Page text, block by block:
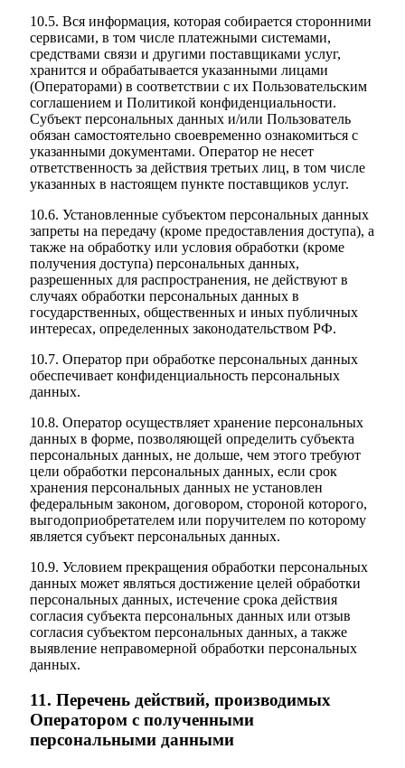
10.5. Вся информация, которая собирается сторонними
сервисами, в том числе платежными системами,
средствами связи и другими поставщиками услуг,
хранится и обрабатывается указанными лицами
(Операторами) в соответствии с их Пользовательским
соглашением и Политикой конфиденциальности.
Субъект персональных данных и/или Пользователь
обязан самостоятельно своевременно ознакомиться с
указанными документами. Оператор не несет
ответственность за действия третьих лиц, в том числе
указанных в настоящем пункте поставщиков услуг.
10.6. Установленные субъектом персональных данных
запреты на передачу (кроме предоставления доступа), а
также на обработку или условия обработки (кроме
получения доступа) персональных данных,
разрешенных для распространения, не действуют в
случаях обработки персональных данных в
государственных, общественных и иных публичных
интересах, определенных законодательством РФ.
10.7. Оператор при обработке персональных данных
обеспечивает конфиденциальность персональных
данных.
10.8. Оператор осуществляет хранение персональных
данных в форме, позволяющей определить субъекта
персональных данных, не дольше, чем этого требуют
цели обработки персональных данных, если срок
хранения персональных данных не установлен
федеральным законом, договором, стороной которого,
выгодоприобретателем или поручителем по которому
является субъект персональных данных.
10.9. Условием прекращения обработки персональных
данных может являться достижение целей обработки
персональных данных, истечение срока действия
согласия субъекта персональных данных или отзыв
согласия субъектом персональных данных, а также
выявление неправомерной обработки персональных
данных.
11. Перечень действий, производимых
Оператором с полученными
персональными данными